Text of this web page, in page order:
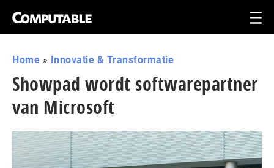
Home » Innovatie & Transformatie
Showpad wordt softwarepartner
van Microsoft